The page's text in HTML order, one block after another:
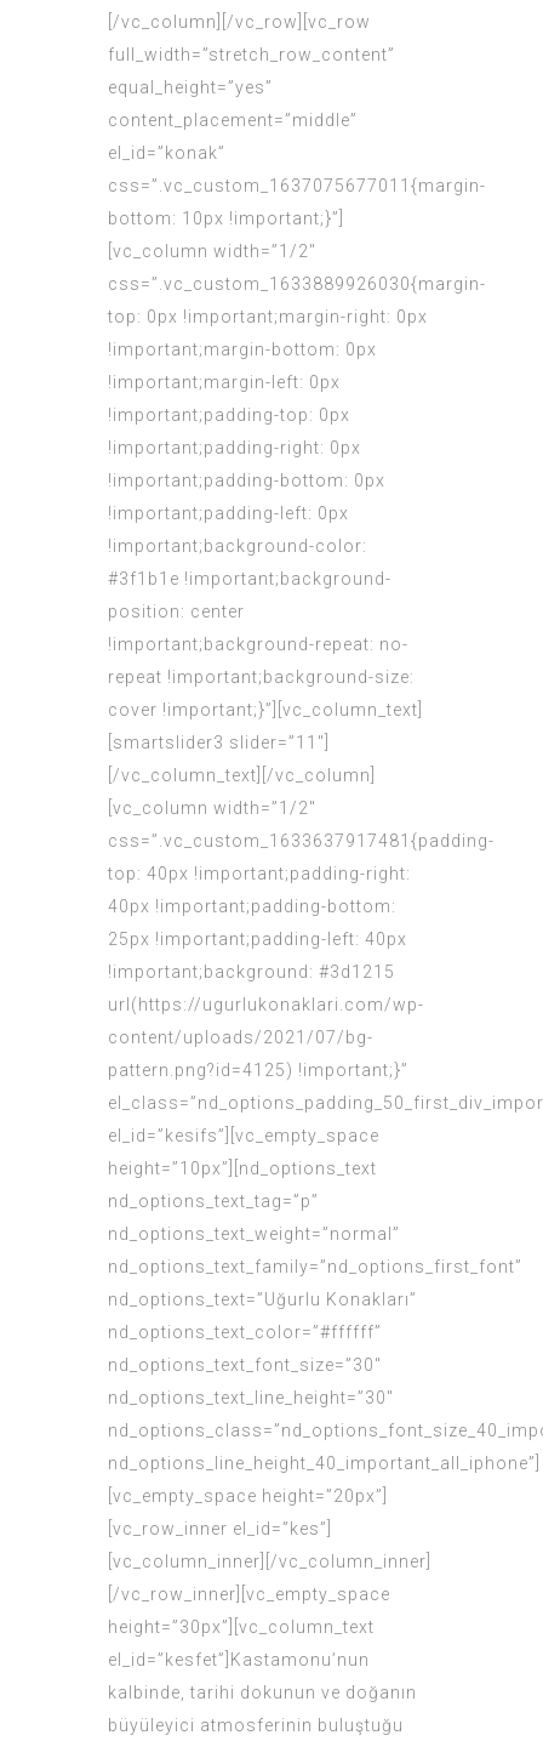
[/vc_column][/vc_row][vc_row
full_width=”stretch_row_content”
equal_height=”yes”
content_placement=”middle”
el_id=”konak”
css=”.vc_custom_1637075677011{margin-
bottom: 10px !important;}”]
[vc_column width=”1/2″
css=”.vc_custom_1633889926030{margin-
top: 0px !important;margin-right: 0px
!important;margin-bottom: 0px
!important;margin-left: 0px
!important;padding-top: 0px
!important;padding-right: 0px
!important;padding-bottom: 0px
!important;padding-left: 0px
!important;background-color:
#3f1b1e !important;background-
position: center
!important;background-repeat: no-
repeat !important;background-size:
cover !important;}”][vc_column_text]
[smartslider3 slider=”11″]
[/vc_column_text][/vc_column]
[vc_column width=”1/2″
css=”.vc_custom_1633637917481{padding-
top: 40px !important;padding-right:
40px !important;padding-bottom:
25px !important;padding-left: 40px
!important;background: #3d1215
url(https://ugurlukonaklari.com/wp-
content/uploads/2021/07/bg-
pattern.png?id=4125) !important;}”
el_id=”kesifs”][vc_empty_space
height=”10px”][nd_options_text
nd_options_text_tag=”p”
nd_options_text_weight=”normal”
nd_options_text_family=”nd_options_first_font”
nd_options_text=”Uğurlu Konakları”
nd_options_text_color=”#ffffff”
nd_options_text_font_size=”30″
nd_options_text_line_height=”30″
nd_options_line_height_40_important_all_iphone”]
[vc_empty_space height=”20px”]
[vc_row_inner el_id=”kes”]
[vc_column_inner][/vc_column_inner]
[/vc_row_inner][vc_empty_space
height=”30px”][vc_column_text
el_id=”kesfet”]Kastamonu’nun
kalbinde, tarihi dokunun ve doğanın
büyüleyici atmosferinin buluştuğu